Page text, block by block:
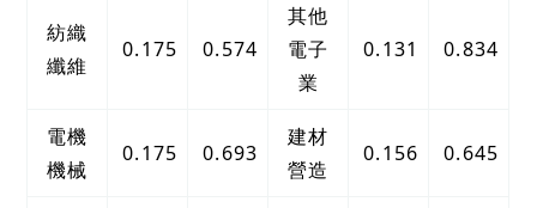
紡織
纖維
0.175 0.574
其他
電子
業
0.131 0.834
電機
機械
0.175 0.693
建材
營造
0.156 0.645